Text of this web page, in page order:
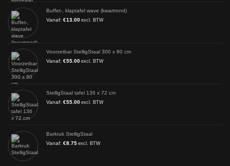
Buffet-, klaptafel wave (kwartrond)
Vanaf: €13.00 excl. BTW
Voorzetbar StelligStaal 300 x 80 cm
Vanaf: €55.00 excl. BTW
StelligStaal tafel 136 x 72 cm
Vanaf: €55.00 excl. BTW
Barkruk StelligStaal
Vanaf: €8.75 excl. BTW